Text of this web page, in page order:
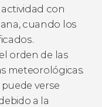
con
cuando los
orden de las
meteorológicas.
verse
a la